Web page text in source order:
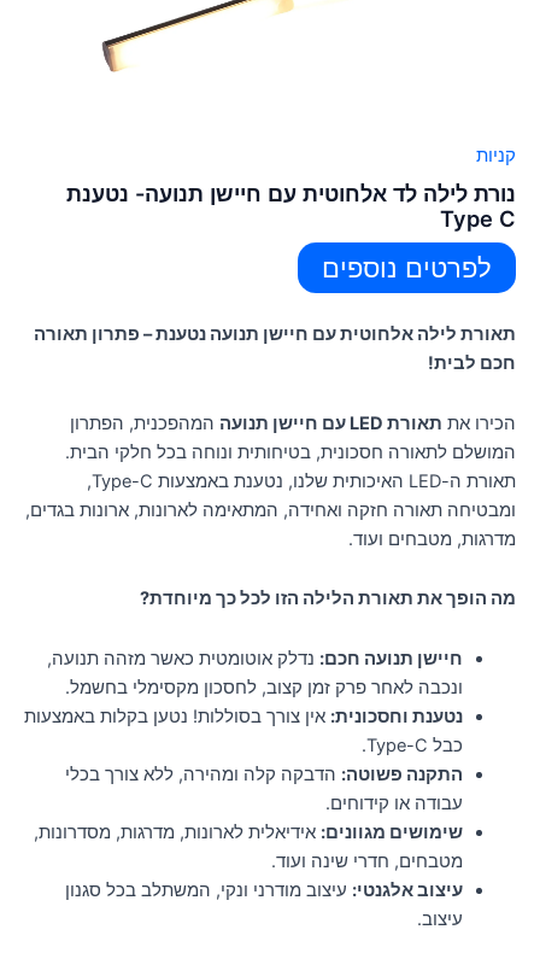
קניות
נורת לילה לד אלחוטית עם חיישן תנועה- נטענת
Type C
לפרטים נוספים
תאורת לילה אלחוטית עם חיישן תנועה נטענת – פתרון תאורה
חכם לבית!
הכירו את תאורת LED עם חיישן תנועה
המהפכנית, הפתרון
המושלם לתאורה חסכונית, בטיחותית ונוחה בכל חלקי הבית.
תאורת ה-LED האיכותית שלנו, נטענת באמצעות Type-C,
ומבטיחה תאורה חזקה ואחידה, המתאימה לארונות, ארונות בגדים,
מדרגות, מטבחים ועוד.
מה הופך את תאורת הלילה הזו לכל כך מיוחדת?
חיישן תנועה חכם: נדלק אוטומטית כאשר מזהה תנועה,
ונכבה לאחר פרק זמן קצוב, לחסכון מקסימלי בחשמל.
נטענת וחסכונית: אין צורך בסוללות! נטען בקלות באמצעות
כבל Type-C.
התקנה פשוטה: הדבקה קלה ומהירה, ללא צורך בכלי
עבודה או קידוחים.
שימושים מגוונים: אידיאלית לארונות, מדרגות, מסדרונות,
מטבחים, חדרי שינה ועוד.
עיצוב אלגנטי: עיצוב מודרני ונקי, המשתלב בכל סגנון
עיצוב.